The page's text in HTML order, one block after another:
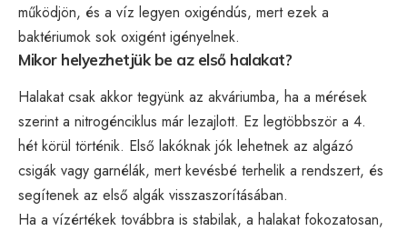
működjön, és a víz legyen oxigéndús, mert ezek a
baktériumok sok oxigént igényelnek.
Mikor helyezhetjük be az első halakat?
Halakat csak akkor tegyünk az akváriumba, ha a mérések
szerint a nitrogénciklus már lezajlott. Ez legtöbbször a 4.
hét körül történik. Első lakóknak jók lehetnek az algázó
csigák vagy garnélák, mert kevésbé terhelik a rendszert, és
segítenek az első algák visszaszorításában.
Ha a vízértékek továbbra is stabilak, a halakat fokozatosan,